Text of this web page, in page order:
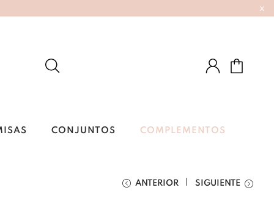
x
CONJUNTOS COMPLEMENTOS
ANTERIOR SIGUIENTE